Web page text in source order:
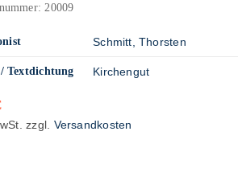
20009
Schmitt, Thorsten
Textdichtung Kirchengut
zzgl. Versandkosten